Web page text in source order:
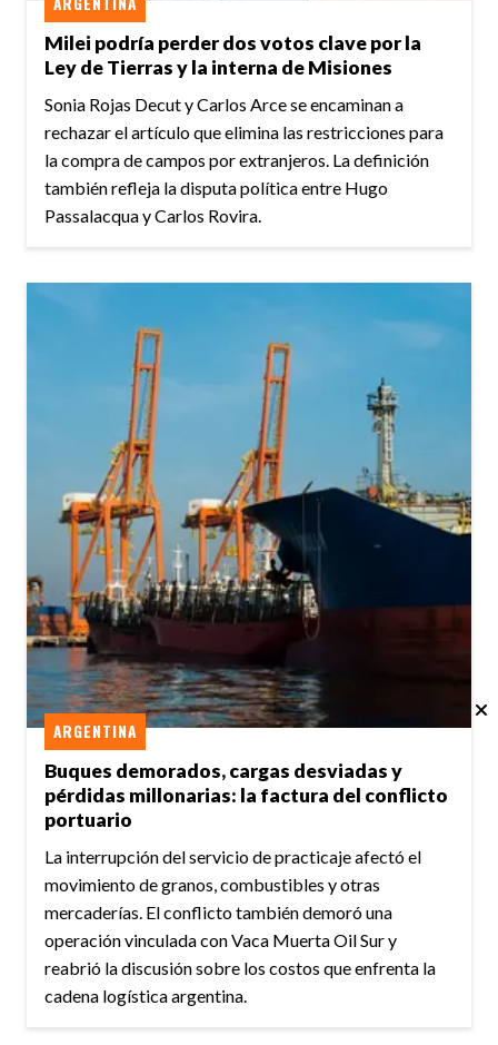
Milei podría perder dos votos clave por la
Ley de Tierras y la interna de Misiones
Sonia Rojas Decut y Carlos Arce se encaminan a
rechazar el artículo que elimina las restricciones para
la compra de campos por extranjeros. La definición
también refleja la disputa política entre Hugo
Passalacqua y Carlos Rovira.
Buques demorados, cargas desviadas y
pérdidas millonarias: la factura del conflicto
portuario
ARGENTINA
La interrupción del servicio de practicaje afectó el
movimiento de granos, combustibles y otras
mercaderías. El conflicto también demoró una
operación vinculada con Vaca Muerta Oil Sur y
reabrió la discusión sobre los costos que enfrenta la
cadena logística argentina.